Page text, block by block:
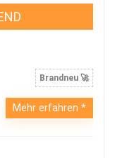
Brandneu 🚀
Mehr erfahren